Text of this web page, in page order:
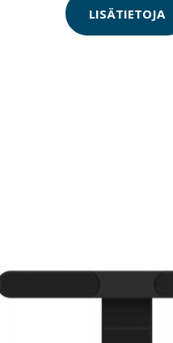
LISÄTIETOJA